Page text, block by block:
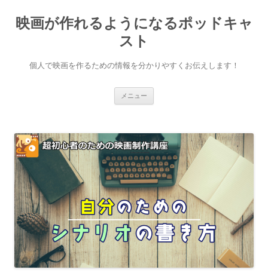
映画が作れるようになるポッドキャ
スト
個人で映画を作るための情報を分かりやすくお伝えします！
メニュー
へ
ス
キ
ッ
プ